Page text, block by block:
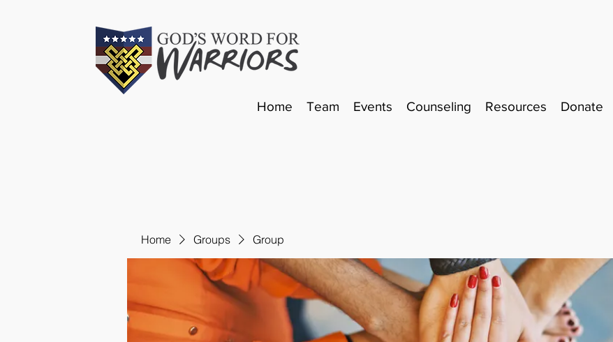
Home Team Events Counseling Resources Donate
Home Groups Group